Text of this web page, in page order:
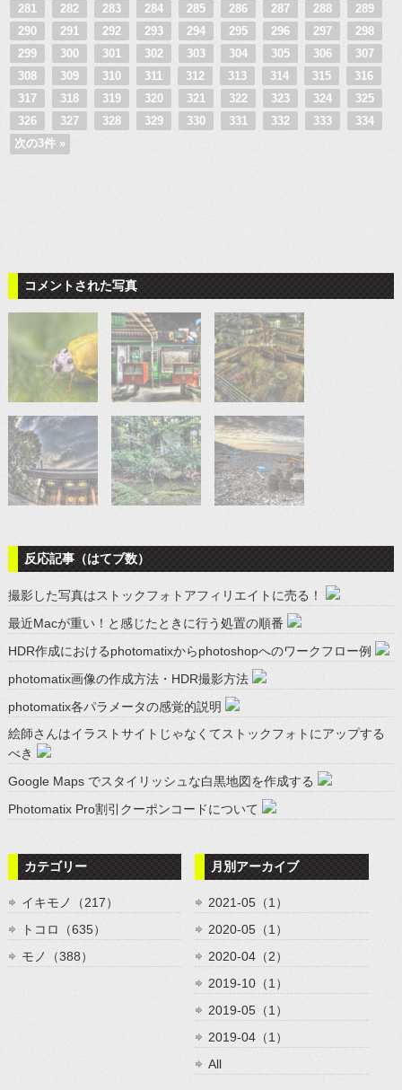
281
282 283 284 285 286 287 288
289
290
291 292 293 294 295 296 297
298
299
300 301 302 303 304 305 306
307
308
309 310 311 312 313 314 315
316
317
318 319 320 321 322 323 324
325
326
327 328 329 330 331 332 333
334
次の3件 »
コメントされた写真
反応記事（はてブ数）
撮影した写真はストックフォトアフィリエイトに売る！
最近Macが重い！と感じたときに行う処置の順番
HDR作成におけるphotomatixからphotoshopへのワークフロー例
photomatix画像の作成方法・HDR撮影方法
photomatix各パラメータの感覚的説明
絵師さんはイラストサイトじゃなくてストックフォトにアップする
べき
Google Maps でスタイリッシュな白黒地図を作成する
Photomatix Pro割引クーポンコードについて
カテゴリー
イキモノ（217）
トコロ（635）
モノ（388）
月別アーカイブ
2021-05（1）
2020-05（1）
2020-04（2）
2019-10（1）
2019-05（1）
2019-04（1）
All